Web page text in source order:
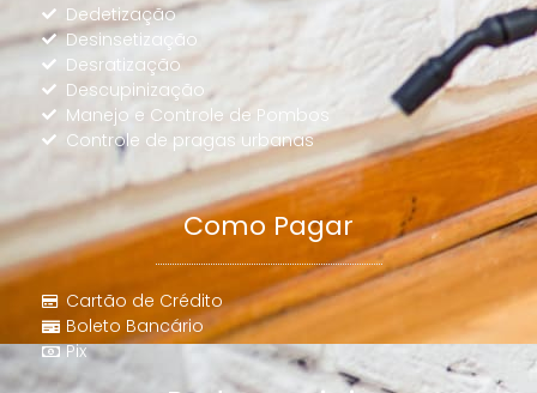
Dedetização
Desinsetização
Desratização
Descupinização
Manejo e Controle de Pombos
Controle de pragas urbanas
Como Pagar
Cartão de Crédito
Boleto Bancário
Pix